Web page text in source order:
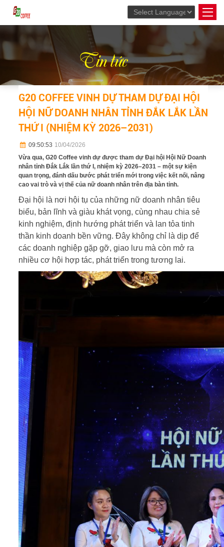
Tin tức
G20 COFFEE VINH DỰ THAM DỰ ĐẠI HỘI
HỘI NỮ DOANH NHÂN TỈNH ĐẮK LẮK LẦN
THỨ I (NHIỆM KỲ 2026–2031)
09:50:53 10/04/2026
Vừa qua, G20 Coffee vinh dự được tham dự Đại hội Hội Nữ Doanh
nhân tỉnh Đắk Lắk lần thứ I, nhiệm kỳ 2026–2031 – một sự kiện
quan trọng, đánh dấu bước phát triển mới trong việc kết nối, nâng
cao vai trò và vị thế của nữ doanh nhân trên địa bàn tỉnh.
Đại hội là nơi hội tụ của những nữ doanh nhân tiêu
biểu, bản lĩnh và giàu khát vọng, cùng nhau chia sẻ
kinh nghiệm, định hướng phát triển và lan tỏa tinh
thần kinh doanh bền vững. Đây không chỉ là dịp để
các doanh nghiệp gặp gỡ, giao lưu mà còn mở ra
nhiều cơ hội hợp tác, phát triển trong tương lai.